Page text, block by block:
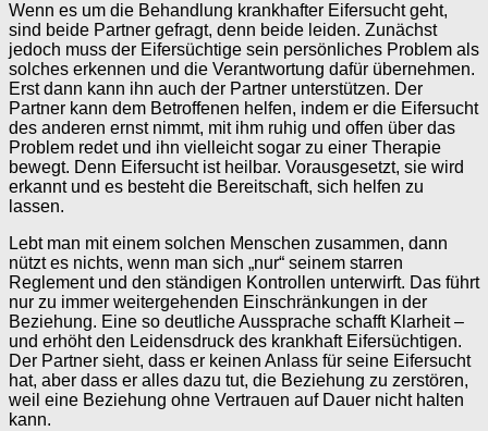
Wenn es um die Behandlung krankhafter Eifersucht geht,
sind beide Partner gefragt, denn beide leiden. Zunächst
jedoch muss der Eifersüchtige sein persönliches Problem als
solches erkennen und die Verantwortung dafür übernehmen.
Erst dann kann ihn auch der Partner unterstützen. Der
Partner kann dem Betroffenen helfen, indem er die Eifersucht
des anderen ernst nimmt, mit ihm ruhig und offen über das
Problem redet und ihn vielleicht sogar zu einer Therapie
bewegt. Denn Eifersucht ist heilbar. Vorausgesetzt, sie wird
erkannt und es besteht die Bereitschaft, sich helfen zu
lassen.
Lebt man mit einem solchen Menschen zusammen, dann
nützt es nichts, wenn man sich „nur“ seinem starren
Reglement und den ständigen Kontrollen unterwirft. Das führt
nur zu immer weitergehenden Einschränkungen in der
Beziehung. Eine so deutliche Aussprache schafft Klarheit –
und erhöht den Leidensdruck des krankhaft Eifersüchtigen.
Der Partner sieht, dass er keinen Anlass für seine Eifersucht
hat, aber dass er alles dazu tut, die Beziehung zu zerstören,
weil eine Beziehung ohne Vertrauen auf Dauer nicht halten
kann.